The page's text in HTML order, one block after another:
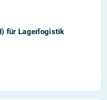
für Lagerlogistik